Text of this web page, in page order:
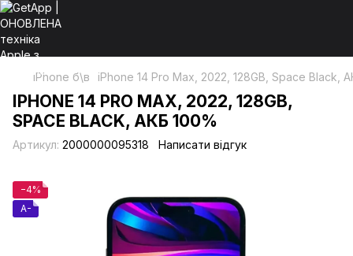
iPhone б\в iPhone 14 Pro Max, 2022, 128GB, Space Black,
IPHONE 14 PRO MAX, 2022, 128GB,
SPACE BLACK, АКБ 100%
Артикул: 2000000095318 Написати відгук
−4%
A-